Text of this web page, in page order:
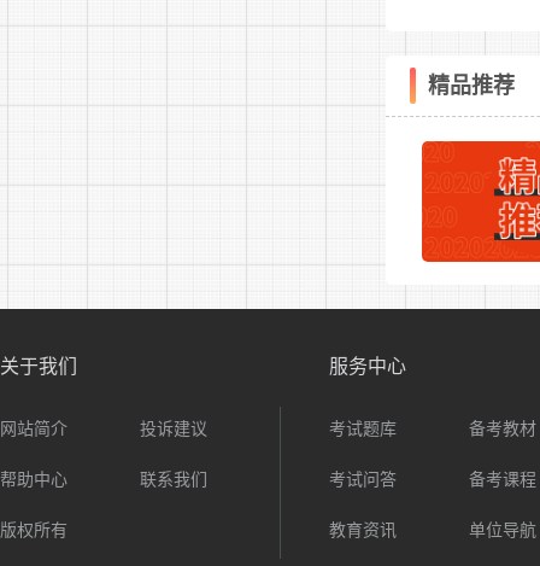
聘计划表
精品推荐
关于我们
网站简介 投诉建议
帮助中心 联系我们
版权所有
服务中心
考试题库 备考教材
考试问答 备考课程
教育资讯 单位导航